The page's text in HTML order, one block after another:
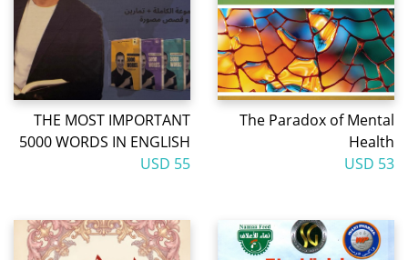
The Paradox of Mental
Health
53 USD
THE MOST IMPORTANT
5000 WORDS IN ENGLISH
55 USD